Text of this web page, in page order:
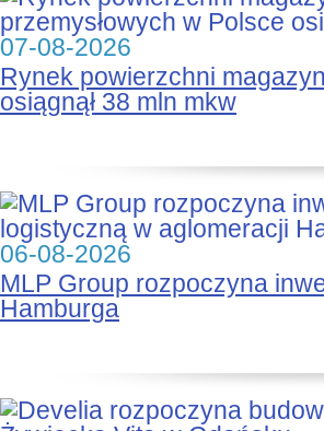
07-08-2026
Rynek powierzchni
osiągnął 38 mln mkw
06-08-2026
MLP Group rozpoczyna
Hamburga